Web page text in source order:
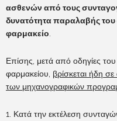
ασθενών από τους
δυνατότητα παραλαβής
φαρμακείο
Επίσης, μετά από οδηγίες του
φαρμακείου, βρίσκεται ήδη
των μηχανογραφικών
1. Κατά την εκτέλεση